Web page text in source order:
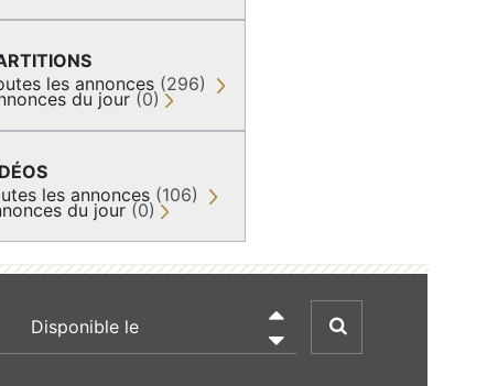
les annonces (296)
du jour (0)
les annonces (106)
du jour (0)
